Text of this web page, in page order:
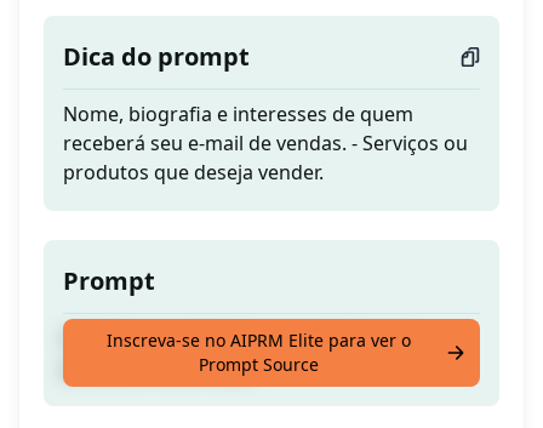
Dica do prompt
Nome, biografia e interesses de quem
receberá seu e-mail de vendas. - Serviços ou
produtos que deseja vender.
Prompt
E-mail personalizado para vender seus
produtos ou serviços
Inscreva-se no AIPRM Elite para ver o
Prompt Source